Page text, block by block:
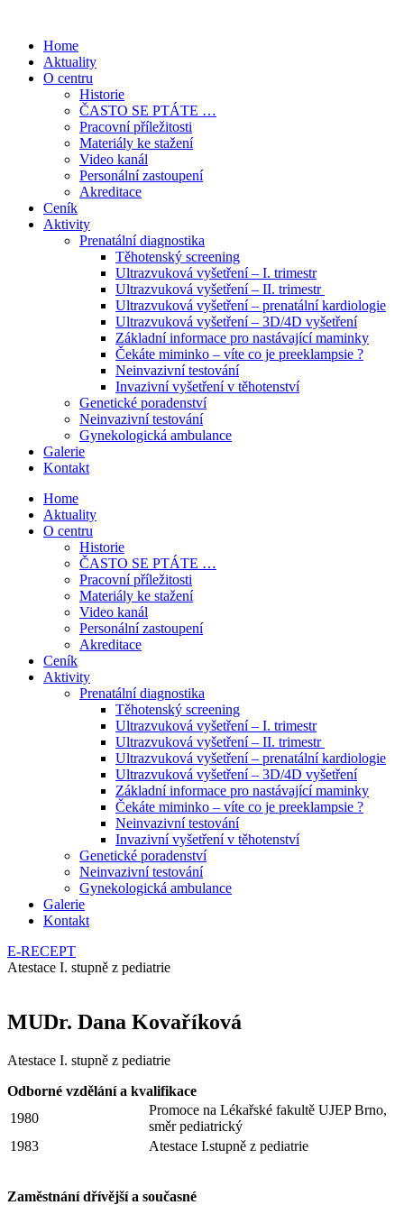
obsahuHome
Aktuality
O centru
Historie
ČASTO SE PTÁTE …
Pracovní příležitosti
Materiály ke stažení
Video kanál
Personální zastoupení
Akreditace
Ceník
Aktivity
Prenatální diagnostika
Těhotenský screening
Ultrazvuková vyšetření – I. trimestr
Ultrazvuková vyšetření – II. trimestr
Ultrazvuková vyšetření – prenatální kardiologie
Ultrazvuková vyšetření – 3D/4D vyšetření
Základní informace pro nastávající maminky
Čekáte miminko – víte co je preeklampsie ?
Neinvazivní testování
Invazivní vyšetření v těhotenství
Genetické poradenství
Neinvazivní testování
Gynekologická ambulance
Galerie
Kontakt
Home
Aktuality
O centru
Historie
ČASTO SE PTÁTE …
Pracovní příležitosti
Materiály ke stažení
Video kanál
Personální zastoupení
Akreditace
Ceník
Aktivity
Prenatální diagnostika
Těhotenský screening
Ultrazvuková vyšetření – I. trimestr
Ultrazvuková vyšetření – II. trimestr
Ultrazvuková vyšetření – prenatální kardiologie
Ultrazvuková vyšetření – 3D/4D vyšetření
Základní informace pro nastávající maminky
Čekáte miminko – víte co je preeklampsie ?
Neinvazivní testování
Invazivní vyšetření v těhotenství
Genetické poradenství
Neinvazivní testování
Gynekologická ambulance
Galerie
Kontakt
E-RECEPT
Atestace I. stupně z pediatrie
MUDr. Dana Kovaříková
Atestace I. stupně z pediatrie
Odborné vzdělání a kvalifikace
1980
Promoce na Lékařské fakultě UJEP Brno,
směr pediatrický
1983
Atestace I.stupně z pediatrie
Zaměstnání dřívější a současné